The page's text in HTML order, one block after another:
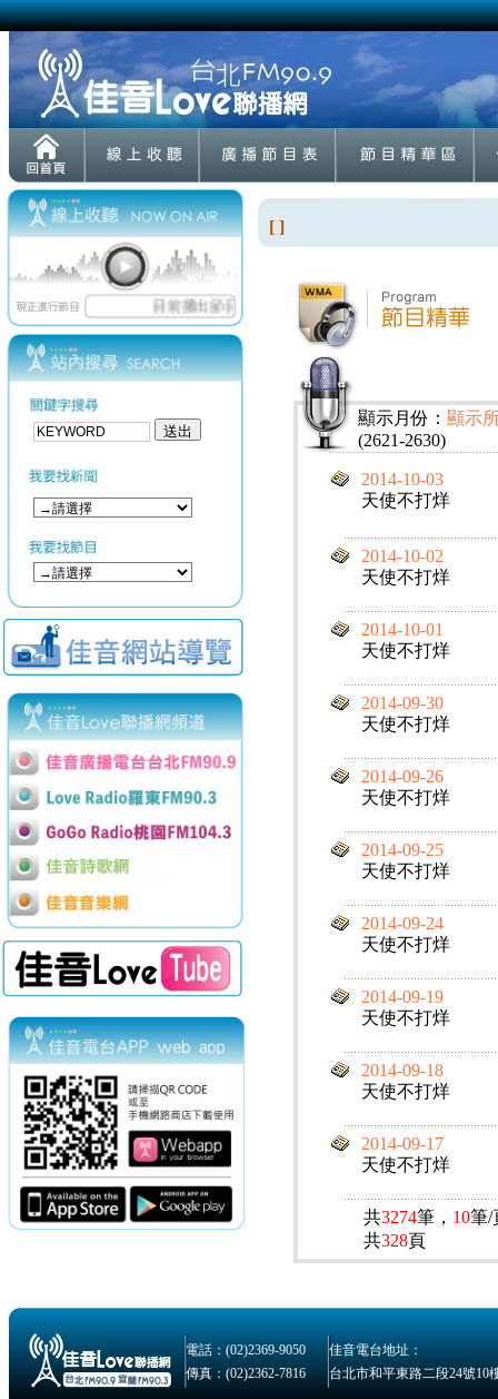
[ ]
顯示月份： 顯示
(2621-2630)
2014-10-03
天使不打烊
2014-10-02
天使不打烊
2014-10-01
天使不打烊
2014-09-30
天使不打烊
2014-09-26
天使不打烊
2014-09-25
天使不打烊
2014-09-24
天使不打烊
2014-09-19
天使不打烊
2014-09-18
天使不打烊
2014-09-17
天使不打烊
共3274筆， 10筆/
共328頁
電話：(02)2369-9050
佳音電台地址：
傳真：(02)2362-7816
台北市和平東路二段24號10